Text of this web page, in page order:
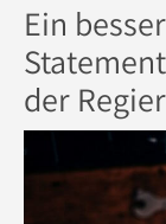
Ein
der